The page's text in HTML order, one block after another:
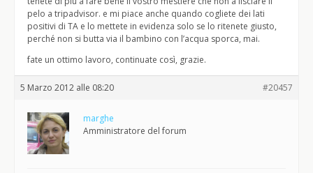
pelo a tripadvisor. e mi piace anche quando cogliete dei lati
positivi di TA e lo mettete in evidenza solo se lo ritenete giusto,
perché non si butta via il bambino con l’acqua sporca, mai.
fate un ottimo lavoro, continuate così, grazie.
5 Marzo 2012 alle 08:20 #20457
marghe
Amministratore del forum